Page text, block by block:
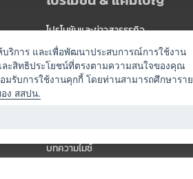
โปรโมชันและข่าวสารธุรกิจ
แพ็กเกจ
แคมเปญ
บทความไมซ์
ริการ และเพื่อพัฒนาประสบการณ์การใช้งาน
ะสิทธิประโยชน์ที่ตรงตามความสนใจของคุณ
รับการใช้งานคุกกี้ โดยท่านสามารถศึกษาราย
ง สสปน.